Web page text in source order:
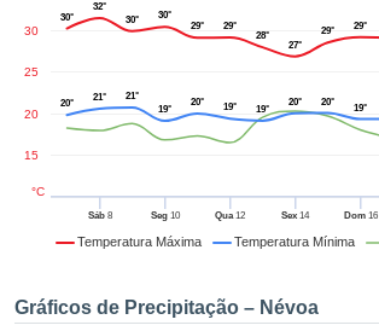
opções:
e
forma
digital
ou
permite-
a nossa
Temperatura Máxima Temperatura Mínima
Sáb8 Seg10 Qua12 Sex 14 Dom16
15
20
25
30
°C
30°
32°
30°
30°
29°
29°
28°
27°
29° 29°
20°
21°
21°
19°
20° 19° 19°
20° 20°
19°
Gráficos de Precipitação – Névoa